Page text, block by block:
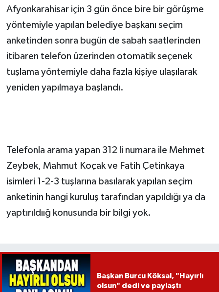
Afyonkarahisar için 3 gün önce bire bir görüşme
yöntemiyle yapılan belediye başkanı seçim
anketinden sonra bugün de sabah saatlerinden
itibaren telefon üzerinden otomatik seçenek
tuşlama yöntemiyle daha fazla kişiye ulaşılarak
yeniden yapılmaya başlandı.
Telefonla arama yapan 312 li numara ile Mehmet
Zeybek, Mahmut Koçak ve Fatih Çetinkaya
isimleri 1-2-3 tuşlarına basılarak yapılan seçim
anketinin hangi kuruluş tarafından yapıldığı ya da
yaptırıldıığ konusunda bir bilgi yok.
Başkan Burcu Köksal, "Hayırlı
olsun" dedi ve paylaştı